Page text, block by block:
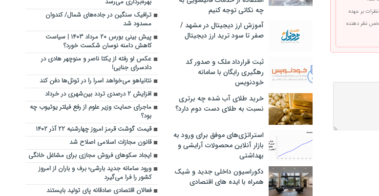
نظرات بر عهده
نظر دهنده
چه نکاتی توجه کنیم
آموزش ارز دیجیتال در مشهد /
صفر تا سود ترید ارز دیجیتال
ثبت قرارداد ملک و صدور کد
رهگیری رایگان با سامانه
خودنویس
خرید طلای آب شده چه برتری
نسبت به طلای دست دوم دارد؟
استراتژی‌های موفق برای ورود به
بازار آنلاین محصولات آرایشی و
بهداشتی
دکوراسیون داخلی جدید و شیک
همراه با ایده های اقتصادی
ترافیک سنگین در جاده‌های شمال/ کندوان
مسدود شد
پیش بینی بورس ۲۰ مرداد ۱۴۰۳ | سیاست
کاهش دامنه نوسان شکست خورد؟
عکس لو رفته از یکتا ناصر و منوچهر هادی در
دادسرای جنایی!
نتانیاهو می‌خواهد اسرا را در تونل‌ها دفن کند
افزایش ۲ درصدی تردد بین‌شهری در خرداد
ماجرای حمایت وزیر علوم از رفع فیلتر یوتیوب چه
بود؟
قیمت گوشت قرمز امروز چهارشنبه ۲۲ آذر ۱۴۰۲
قانون مجازات اسلامی اصلاح شد
ایجاد سکوهای فروش مجازی برای مشاغل خانگی
ورود سامانه جدید بارشی؛ برف و باران از امروز
کشور را فرا می‌گیرد
فعالان اقتصادی ‌صادقانه پای تولید بایستند